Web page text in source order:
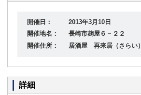
開催日：
2013年3月10日
開催地名：
長崎市麹屋６－２２
開催住所：
居酒屋 再来居（さらい）
詳細